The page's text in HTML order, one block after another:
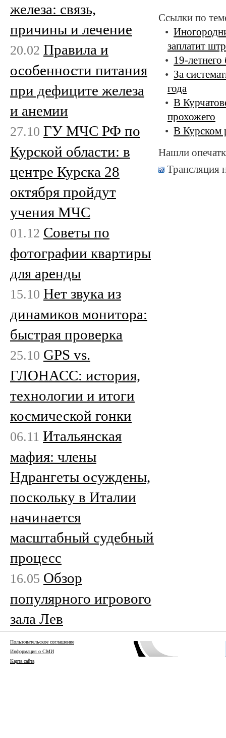
Ссылки по
заплатит
19-
За
года
В
прохожего
В Курском
Нашли
Трансляция
железа: связь,
причины и лечение
20.02 Правила и
особенности питания
при дефиците железа
и анемии
27.10 ГУ МЧС РФ по
Курской области: в
центре Курска 28
октября пройдут
учения МЧС
01.12 Советы по
фотографии квартиры
для аренды
15.10 Нет звука из
динамиков монитора:
быстрая проверка
25.10 GPS vs.
ГЛОНАСС: история,
технологии и итоги
космической гонки
06.11 Итальянская
мафия: члены
Ндрангеты осуждены,
поскольку в Италии
начинается
масштабный судебный
процесс
16.05 Обзор
популярного игрового
зала Лев
Пользовательское соглашение
Информация о СМИ
Карта сайта